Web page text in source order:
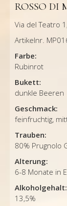
ROSSO DI
Via del Teatro
Artikelnr.
Farbe:
Rubinrot
Bukett:
dunkle Beeren
Geschmack:
feinfruchtig,
Trauben:
80% Prugnolo
Alterung:
6-8 Monate in
Alkoholgehalt:
13,5%